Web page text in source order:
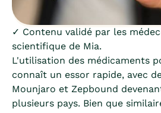
✓ Contenu validé par les
scientifique de Mia.
L'utilisation des médicaments
connaît un essor rapide, avec
Mounjaro et Zepbound
plusieurs pays. Bien que